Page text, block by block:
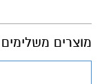
מוצרים משלימים